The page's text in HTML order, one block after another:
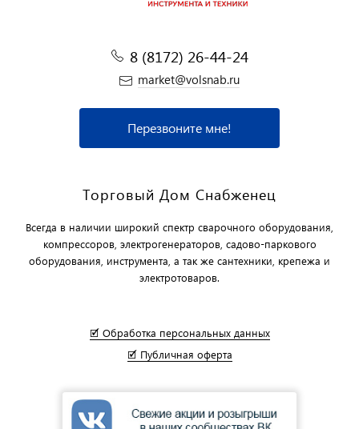
8 (8172) 26-44-24
market@volsnab.ru
Перезвоните мне!
Торговый Дом Снабженец
Всегда в наличии широкий спектр сварочного оборудования,
компрессоров, электрогенераторов, садово-паркового
оборудования, инструмента, а так же сантехники, крепежа и
электротоваров.
🗹 Обработка персональных данных
🗹 Публичная оферта